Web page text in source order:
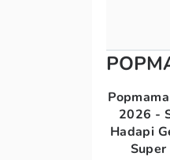
2026 -
Hadapi